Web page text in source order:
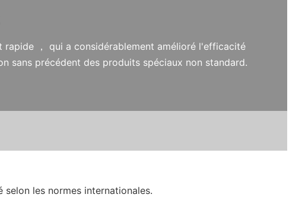
， qui a considérablement amélioré l'efficacité
sans précédent des produits spéciaux non standard.
les normes internationales.